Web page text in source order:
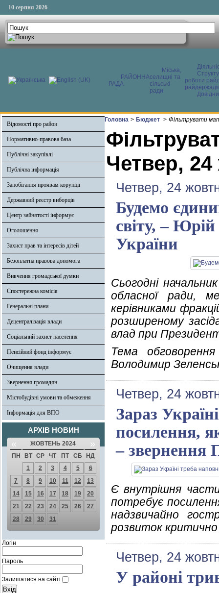
10 серпня 2026
РАЙОННА
РАДА
Міська,
селищні та
сільські
ради
роботи
Відомості про район
Нормативно-правова база
Публічні закупівлі
Публічна інформація
Запобігання проявам корупції
Державний реєстр виборців
Центр зайнятості інформує
Оголошення
Захист прав та інтересів дітей
Безоплатна правова допомога
Вивчення громадської думки
Спостережна комісія
Генеральні плани
Децентралізація влади
Соціальний захист населення
Пенсійний фонд інформує
Очищення влади
Звернення громадян
Містобудівні умови та обмеження
Інформація для ВПО
АРХІВ НОВИН
« ЖОВТЕНЬ 2024 »
ПН ВТ СР ЧТ ПТ СБ
НД
1
2 3 4 5
6
7
8 9 10 11 12
13
14
15 16 17 18 19
20
21
22 23 24 25 26
27
28
29 30 31
Логін
Пароль
Залишатися на сайті
Головна > Бюджет > Фільтрувати
Четвер,
Четвер, 24
Будемо
світу, –
України
Сьогодні
обласної ради,
керівниками
розширеному
влад при
Тема
Володимир
Четвер, 24
Зараз
посилення,
– звернення
Є внутрішня
потребує
надзвичайно
розвиток критично
Четвер, 24
У районі